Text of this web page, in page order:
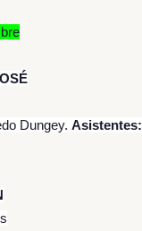
Dungey. Asistentes: